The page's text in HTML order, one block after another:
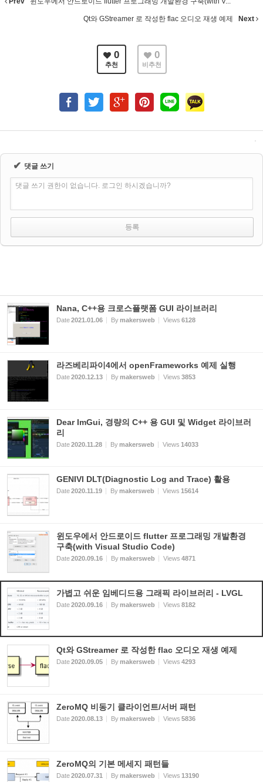
Qt와 GStreamer 로 작성한 flac 오디오 재생 예제 Next
0
추천
0
비추천
✔ 댓글 쓰기
댓글 쓰기 권한이 없습니다. 로그인 하시겠습니까?
Nana, C++용 크로스플랫폼 GUI 라이브러리
Date2021.01.06 Bymakersweb Views 6128
라즈베리파이4에서 openFrameworks 예제 실행
Date2020.12.13 Bymakersweb Views 3853
Dear ImGui, 경량의 C++ 용 GUI 및 Widget 라이브러
리
Date2020.11.28 Bymakersweb Views 14033
GENIVI DLT(Diagnostic Log and Trace) 활용
Date2020.11.19 Bymakersweb Views 15614
윈도우에서 안드로이드 flutter 프로그래밍 개발환경
구축(with Visual Studio Code)
Date2020.09.16 Bymakersweb Views 4871
가볍고 쉬운 임베디드용 그래픽 라이브러리 - LVGL
Date2020.09.16 Bymakersweb Views 8182
Qt와 GStreamer 로 작성한 flac 오디오 재생 예제
Date2020.09.05 Bymakersweb Views 4293
ZeroMQ 비동기 클라이언트/서버 패턴
Date2020.08.13 Bymakersweb Views 5836
ZeroMQ의 기본 메세지 패턴들
Date2020.07.31 Bymakersweb Views 13190